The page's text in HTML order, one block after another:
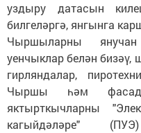
уздыру датасын
билгеләргә, янгынга
Чыршыларны янучан
уенчыклар белән бизәү,
гирляндалар,
Чыршы һәм
яктырткычларны
кагыйдәләре"